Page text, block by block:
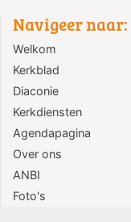
Navigeer naar:
Welkom
Kerkblad
Diaconie
Kerkdiensten
Agendapagina
Over ons
ANBI
Foto's